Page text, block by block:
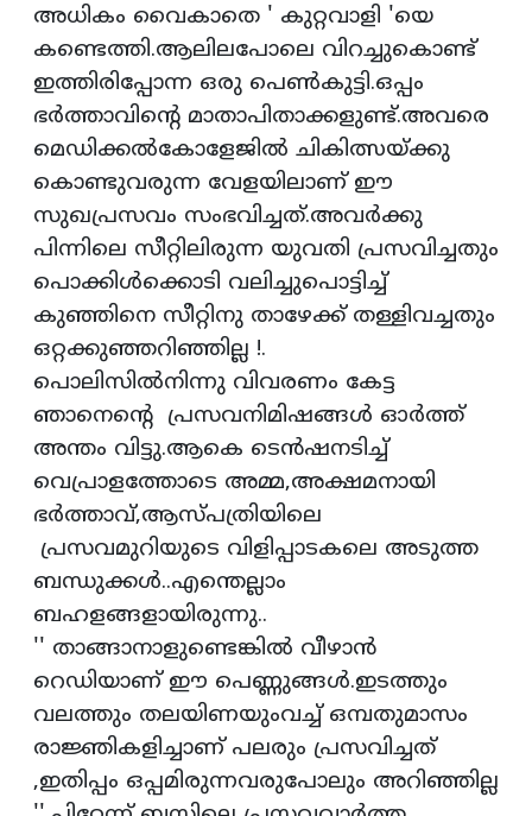
അധികം വൈകാതെ ' കുറ്റവാളി 'യെ
കണ്ടെത്തി.ആലിലപോലെ വിറച്ചുകൊണ്ട്
ഇത്തിരിപ്പോന്ന ഒരു പെണ്‍കുട്ടി.ഒപ്പം
ഭര്‍ത്താവിന്റെ മാതാപിതാക്കളുണ്ട്.അവരെ
മെഡിക്കല്‍കോളേജില്‍ ചികിത്സയ്ക്കു
കൊണ്ടുവരുന്ന വേളയിലാണ് ഈ
സുഖപ്രസവം സംഭവിച്ചത്.അവര്‍ക്കു
പിന്നിലെ സീറ്റിലിരുന്ന യുവതി പ്രസവിച്ചതും
പൊക്കിള്‍ക്കൊടി വലിച്ചുപൊട്ടിച്ച്
കുഞ്ഞിനെ സീറ്റിനു താഴേക്ക് തള്ളിവച്ചതും
ഒറ്റക്കുഞ്ഞറിഞ്ഞില്ല !.
പൊലിസില്‍നിന്നു വിവരണം കേട്ട
ഞാനെന്റെ പ്രസവനിമിഷങ്ങള്‍ ഓര്‍ത്ത്
അന്തം വിട്ടു.ആകെ ടെന്‍ഷനടിച്ച്
വെപ്രാളത്തോടെ അമ്മ,അക്ഷമനായി
ഭര്‍ത്താവ്,ആസ്പത്രിയിലെ
പ്രസവമുറിയുടെ വിളിപ്പാടകലെ അടുത്ത
ബന്ധുക്കള്‍..എന്തെല്ലാം
ബഹളങ്ങളായിരുന്നു..
'' താങ്ങാനാളുണ്ടെങ്കില്‍ വീഴാന്‍
റെഡിയാണ് ഈ പെണ്ണുങ്ങള്‍.ഇടത്തും
വലത്തും തലയിണയുംവച്ച് ഒമ്പതുമാസം
രാജ്ഞികളിച്ചാണ് പലരും പ്രസവിച്ചത്
,ഇതിപ്പം ഒപ്പമിരുന്നവരുപോലും അറിഞ്ഞില്ല